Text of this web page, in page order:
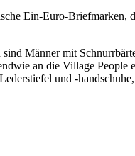
Ein-Euro-Briefmarken,
sind Männer mit
an die Village People
und -